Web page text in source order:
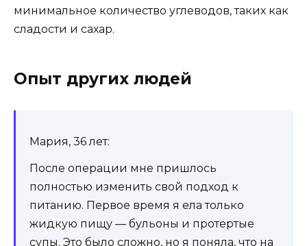
минимальное количество углеводов, таких как
сладости и сахар.
Опыт других людей
Мария, 36 лет:
После операции мне пришлось
полностью изменить свой подход к
питанию. Первое время я ела только
жидкую пищу — бульоны и протертые
супы. Это было сложно, но я поняла, что на